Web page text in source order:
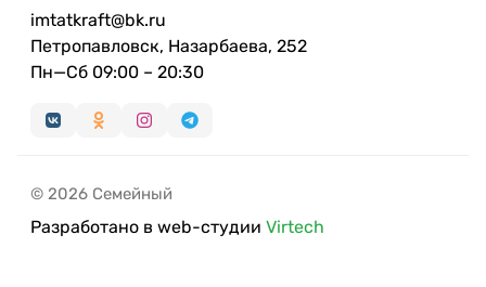
imtatkraft@bk.ru
Петропавловск, Назарбаева, 252
Пн—Сб 09:00 – 20:30
© 2026 Семейный
Разработано в web-студии Virtech